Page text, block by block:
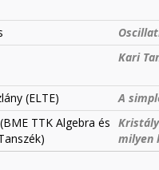
Kari
(ELTE)
A
TTK Algebra és
milyen